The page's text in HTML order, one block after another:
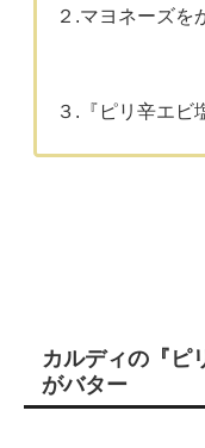
２.マヨネーズを
３.『ピリ辛エビ
カルディの『ピ
がバター